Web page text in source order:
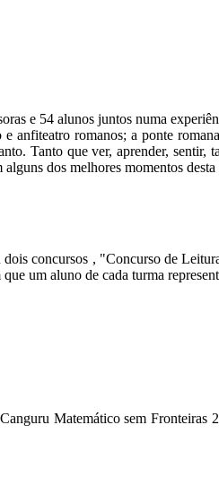
e 54 alunos juntos numa
romanos; a ponte
Tanto que ver, aprender,
dos melhores momentos desta
concursos , "Concurso de
um aluno de cada turma
Matemático sem Fronteiras